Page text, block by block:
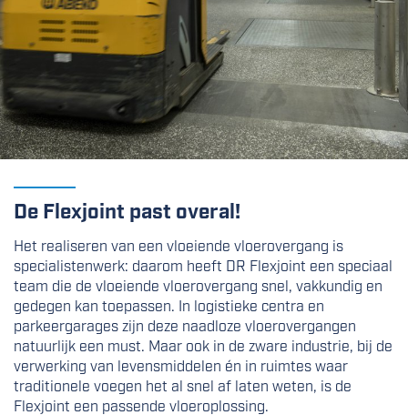
De Flexjoint past overal!
Het realiseren van een vloeiende vloerovergang is
specialistenwerk: daarom heeft DR Flexjoint een speciaal
team die de vloeiende vloerovergang snel, vakkundig en
gedegen kan toepassen. In logistieke centra en
parkeergarages zijn deze naadloze vloerovergangen
natuurlijk een must. Maar ook in de zware industrie, bij de
verwerking van levensmiddelen én in ruimtes waar
traditionele voegen het al snel af laten weten, is de
Flexjoint een passende vloeroplossing.